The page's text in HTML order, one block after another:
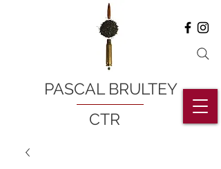
PASCAL BRULTEY
CTR